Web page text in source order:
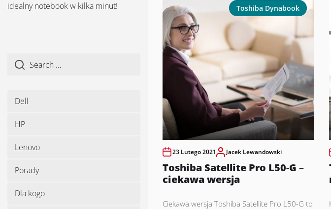
idealny notebook w kilka minut!
Dell
HP
Lenovo
Porady
Dla kogo
Toshiba Dynabook
23 Lutego 2021 Jacek Lewandowski
Toshiba Satellite Pro L50-G –
ciekawa wersja
Ciekawa wersja Toshiba Satellite Pro L50-G to